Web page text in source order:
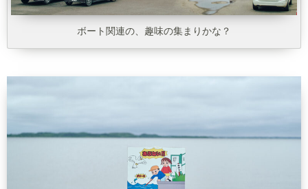
ボート関連の、趣味の集まりかな？